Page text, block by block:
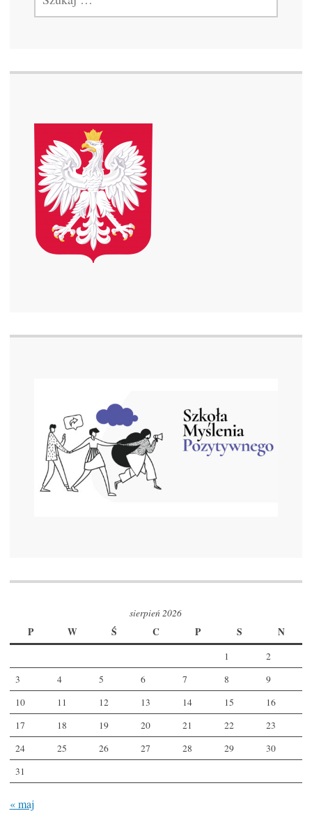
sierpień 2026
P W Ś C P S N
1
2
3
4 5 6 7 8
9
10
11 12 13 14 15
16
17
18 19 20 21 22
23
24
25 26 27 28 29
30
31
« maj